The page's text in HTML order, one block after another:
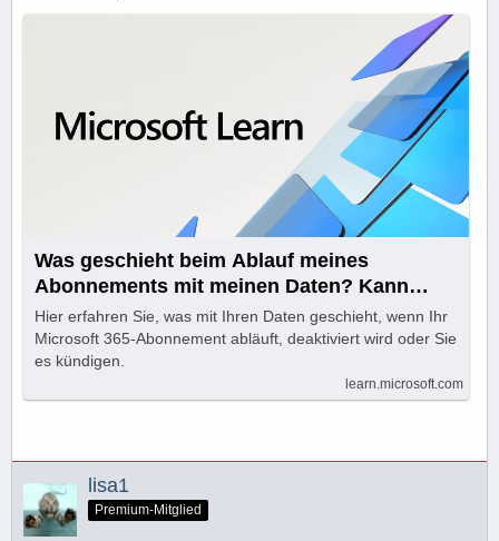
Was geschieht beim Ablauf meines
Abonnements mit meinen Daten? Kann
darauf noch zugegriffen werden?
Hier erfahren Sie, was mit Ihren Daten geschieht, wenn Ihr
Microsoft 365-Abonnement abläuft, deaktiviert wird oder Sie
es kündigen.
learn.microsoft.com
lisa1
Premium-Mitglied